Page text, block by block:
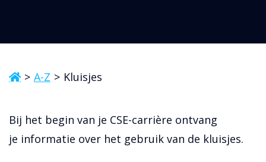
A-Z Kluisjes
Bij het begin van je CSE-carrière ontvang
je informatie over het gebruik van de kluisjes.